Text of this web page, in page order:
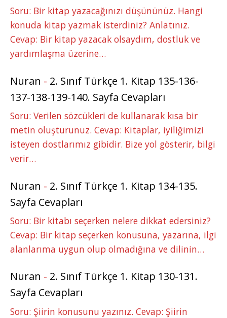
Soru: Bir kitap yazacağınızı düşününüz. Hangi
konuda kitap yazmak isterdiniz? Anlatınız.
Cevap: Bir kitap yazacak olsaydım, dostluk ve
yardımlaşma üzerine…
Nuran - 2. Sınıf Türkçe 1. Kitap 135-136-
137-138-139-140. Sayfa Cevapları
Soru: Verilen sözcükleri de kullanarak kısa bir
metin oluşturunuz. Cevap: Kitaplar, iyiliğimizi
isteyen dostlarımız gibidir. Bize yol gösterir, bilgi
verir…
Nuran - 2. Sınıf Türkçe 1. Kitap 134-135.
Sayfa Cevapları
Soru: Bir kitabı seçerken nelere dikkat edersiniz?
Cevap: Bir kitap seçerken konusuna, yazarına, ilgi
alanlarıma uygun olup olmadığına ve dilinin…
Nuran - 2. Sınıf Türkçe 1. Kitap 130-131.
Sayfa Cevapları
Soru: Şiirin konusunu yazınız. Cevap: Şiirin